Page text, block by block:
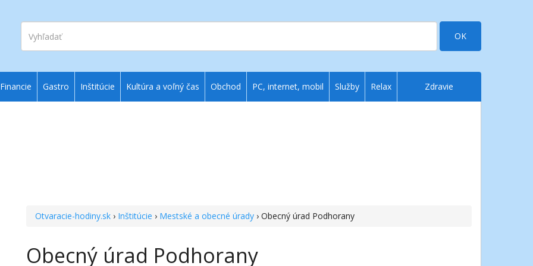
Vyhľadať
OK
Otvaracie-hodiny.sk › Inštitúcie › Mestské a obecné úrady › Obecný úrad Podhorany
Obecný úrad Podhorany
Financie Gastro Inštitúcie Kultúra a voľný čas Obchod PC, internet, mobil Služby Relax Zdravie